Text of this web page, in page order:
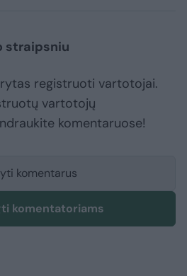
straipsniu
registruoti vartotojai.
vartotojų
komentaruose!
komentarus
komentatoriams